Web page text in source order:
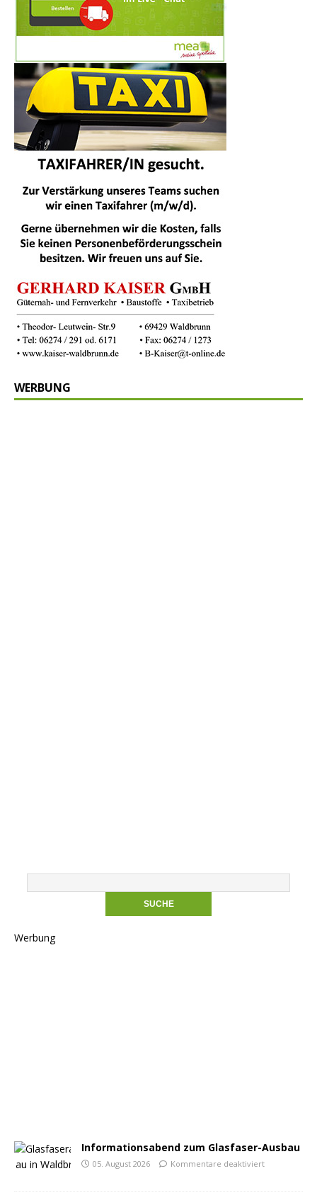
WERBUNG
Werbung
Informationsabend zum Glasfaser-Ausbau
05. August 2026 Kommentare deaktiviert